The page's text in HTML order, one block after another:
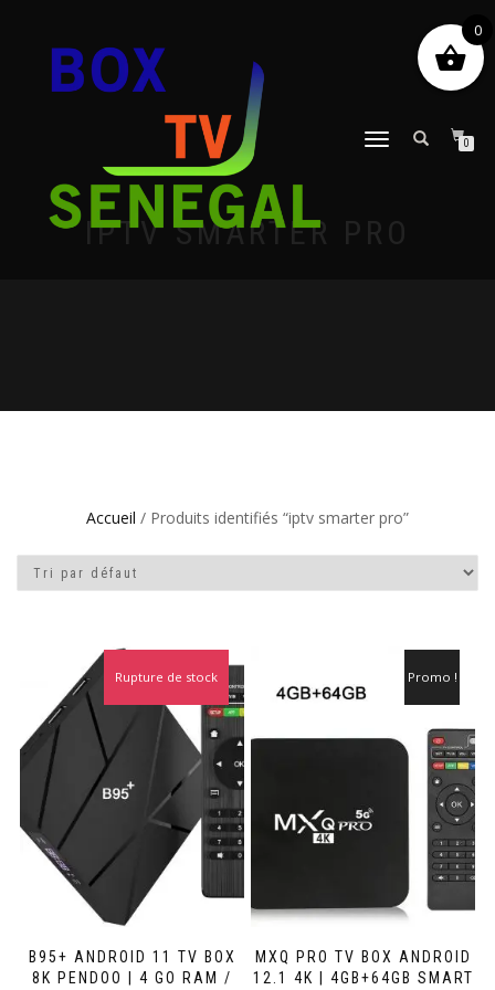
DÉPLIER
0
IPTV SMARTER PRO
Accueil / Produits identifiés “iptv smarter pro”
B95+ ANDROID 11 TV BOX
8K PENDOO | 4 GO RAM /
Promo !
Rupture de stock
MXQ PRO TV BOX ANDROID
12.1 4K | 4GB+64GB SMART
Promo !
0